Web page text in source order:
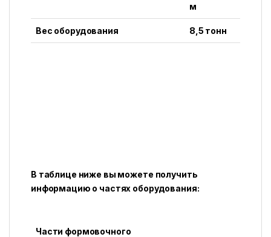
м
Вес оборудования 8,5 тонн
В таблице ниже вы можете получить
информацию о частях оборудования:
Части формовочного